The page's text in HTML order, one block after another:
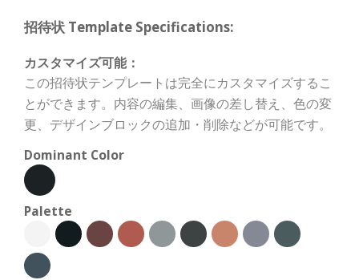
招待状 Template Specifications:
カスタマイズ可能：
この招待状テンプレートは完全にカスタマイズするこ
とができます。内容の編集、画像の差し替え、色の変
更、デザインブロックの追加・削除などが可能です。
Dominant Color
Palette